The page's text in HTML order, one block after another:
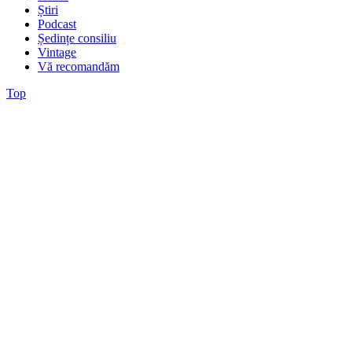
Știri
Podcast
Ședințe consiliu
Vintage
Vă recomandăm
Top